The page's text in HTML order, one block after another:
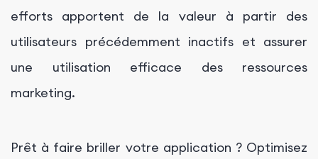
efforts apportent de la valeur à partir des
utilisateurs précédemment inactifs et assurer
une utilisation efficace des ressources
marketing.
Prêt à faire briller votre application ? Optimisez